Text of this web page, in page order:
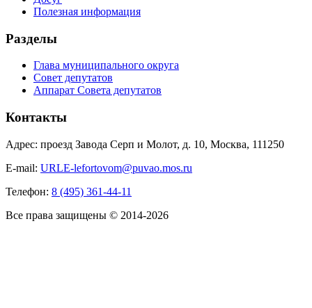
Полезная информация
Разделы
Глава муниципального округа
Совет депутатов
Аппарат Совета депутатов
Контакты
Адрес: проезд Завода Серп и Молот, д. 10, Москва, 111250
E-mail: URLE-lefortovom@puvao.mos.ru
Телефон: 8 (495) 361-44-11
Все права защищены © 2014-2026